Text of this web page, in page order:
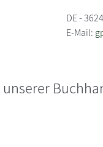
DE -
E-Mail:
unserer